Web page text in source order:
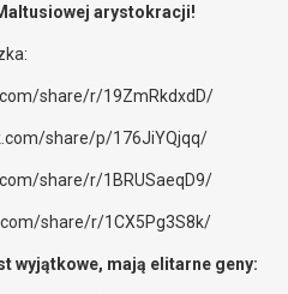
arystokracji!
share/r/19ZmRkdxdD/
share/p/176JiYQjqq/
share/r/1BRUSaeqD9/
share/r/1CX5Pg3S8k/
wyjątkowe, mają elitarne geny: